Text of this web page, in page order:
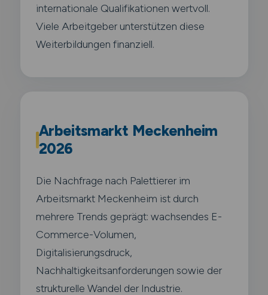
internationale Qualifikationen wertvoll.
Viele Arbeitgeber unterstützen diese
Weiterbildungen finanziell.
Arbeitsmarkt Meckenheim
2026
Die Nachfrage nach Palettierer im
Arbeitsmarkt Meckenheim ist durch
mehrere Trends geprägt: wachsendes E-
Commerce-Volumen,
Digitalisierungsdruck,
Nachhaltigkeitsanforderungen sowie der
strukturelle Wandel der Industrie.